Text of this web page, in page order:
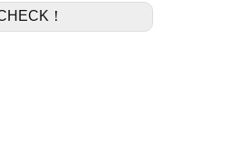
その他レギュラー商品
！